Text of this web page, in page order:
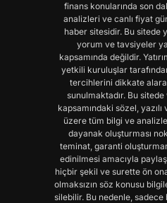
finans konularında son
analizleri ve canlı fiyat
haber sitesidir. Bu sitede
yorum ve tavsiyeler
kapsamında değildir.
yetkili kuruluşlar
tercihlerini dikkate
sunulmaktadır. Bu
kapsamındaki sözel,
üzere tüm bilgi ve
dayanak oluşturması
teminat, garanti
edinilmesi amacıyla
hiçbir şekil ve surette ön
olmaksızın söz konusu
silebilir. Bu nedenle,